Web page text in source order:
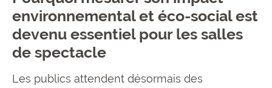
environnemental et éco-social est
devenu essentiel pour les salles
de spectacle
Les publics attendent désormais des